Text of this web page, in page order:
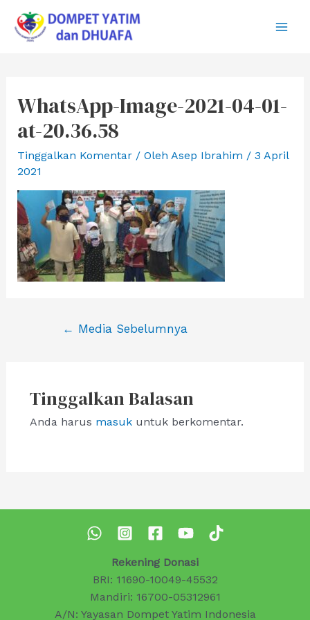
konten
WhatsApp-Image-2021-04-01-
at-20.36.58
Tinggalkan Komentar / Oleh Asep Ibrahim / 3 April
2021
Navigasi
← Media Sebelumnya
Tinggalkan Balasan
Anda harus masukuntuk berkomentar.
Rekening Donasi
BRI: 11690-10049-45532
Mandiri: 16700-05312961
A/N: Yayasan Dompet Yatim Indonesia